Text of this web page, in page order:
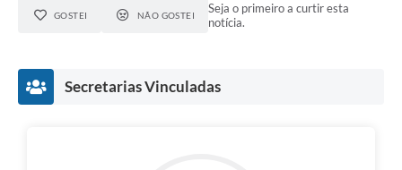
GOSTEI NÃO GOSTEI
Seja o primeiro a curtir esta
notícia.
Secretarias Vinculadas